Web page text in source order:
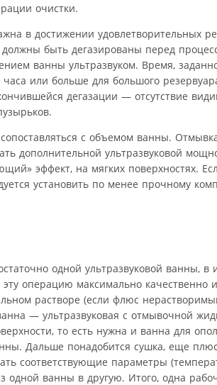
очистки.
в достижении удовлетворительных
быть дегазированы перед
ванны ультразвуком. Время,
или больше для большого
дегазации — отсутствие
с объемом ванны.
дополнительной ультразвуковой
эффект, на мягких поверхностях.
установить по менее прочному
одной ультразвуковой ванны,
эту операцию максимально
растворе (если флюс
— ультразвуковая с отмывочной
то есть нужна и ванна для
Дальше понадобится сушка, еще
соответствующие параметры
ванны в другую. Итого, одна